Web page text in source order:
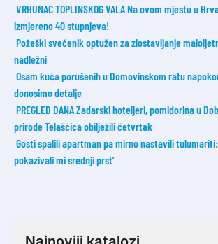
VRHUNAC TOPLINSKOG VALA Na ovom mjestu u
izmjereno 40 stupnjeva!
Požeški svećenik optužen za zlostavljanje
nadležni
Osam kuća porušenih u Domovinskom ratu
donosimo detalje
PREGLED DANA Zadarski hoteljeri, pomidorina u
prirode Telašćica obilježili četvrtak
Gosti spalili apartman pa mirno nastavili tulumariti:
pokazivali mi srednji prst’